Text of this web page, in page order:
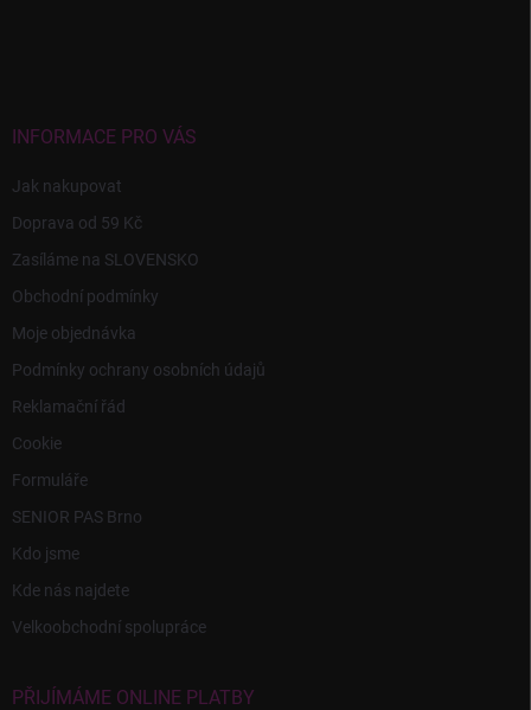
INFORMACE PRO VÁS
Jak nakupovat
Doprava od 59 Kč
Zasíláme na SLOVENSKO
Obchodní podmínky
Moje objednávka
Podmínky ochrany osobních údajů
Reklamační řád
Cookie
Formuláře
SENIOR PAS Brno
Kdo jsme
Kde nás najdete
Velkoobchodní spolupráce
PŘIJÍMÁME ONLINE PLATBY